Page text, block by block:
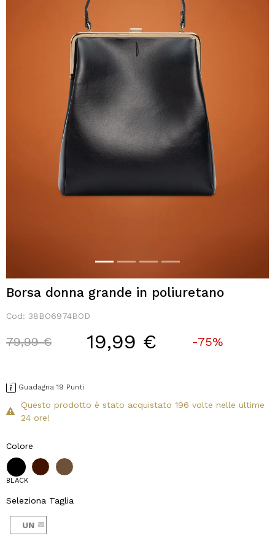
Borsa donna grande in poliuretano
Cod: 38BO6974BOD
Price reduced from
79,99 €to 19,99 € -75%
Guadagna 19 Punti
Questo prodotto è stato acquistato 196 volte nelle ultime
24 ore!
Colore
BLACK
Seleziona Taglia
UN